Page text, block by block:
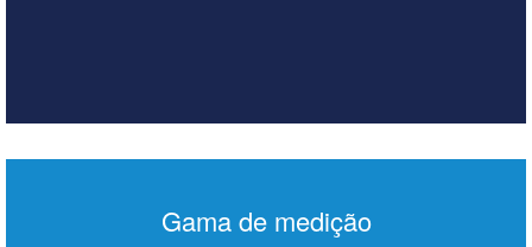
Gama de medição